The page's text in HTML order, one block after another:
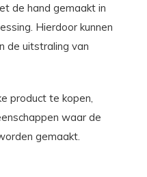
de hand gemaakt in
Hierdoor kunnen
de uitstraling van
product te kopen,
waar de
gemaakt.